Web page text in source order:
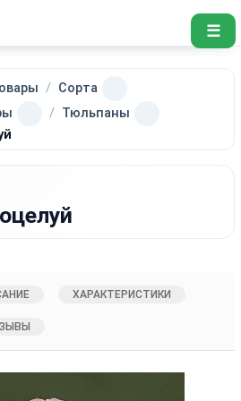
☰
Сорта
Тюльпаны
ХАРАКТЕРИСТИКИ